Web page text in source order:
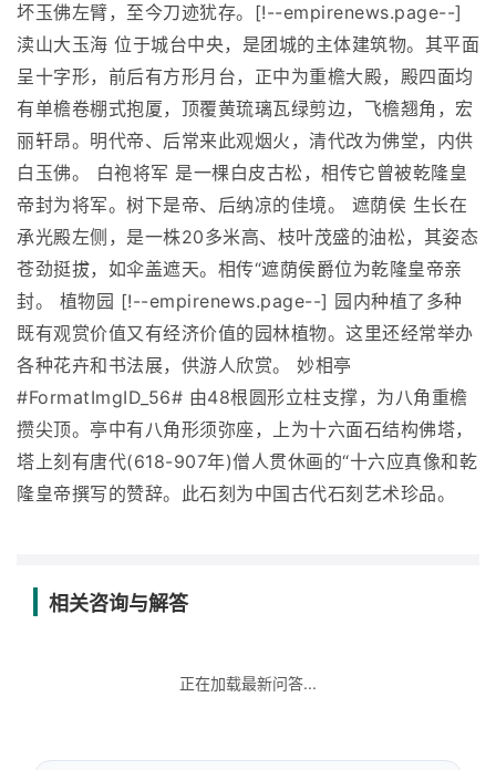
坏玉佛左臂，至今刀迹犹存。[!--empirenews.page--]
渎山大玉海 位于城台中央，是团城的主体建筑物。其平面
呈十字形，前后有方形月台，正中为重檐大殿，殿四面均
有单檐卷棚式抱厦，顶覆黄琉璃瓦绿剪边，飞檐翘角，宏
丽轩昂。明代帝、后常来此观烟火，清代改为佛堂，内供
白玉佛。 白袍将军 是一棵白皮古松，相传它曾被乾隆皇
帝封为将军。树下是帝、后纳凉的佳境。 遮荫侯 生长在
承光殿左侧，是一株20多米高、枝叶茂盛的油松，其姿态
苍劲挺拔，如伞盖遮天。相传“遮荫侯爵位为乾隆皇帝亲
封。 植物园 [!--empirenews.page--] 园内种植了多种
既有观赏价值又有经济价值的园林植物。这里还经常举办
各种花卉和书法展，供游人欣赏。 妙相亭
#FormatImgID_56# 由48根圆形立柱支撑，为八角重檐
攒尖顶。亭中有八角形须弥座，上为十六面石结构佛塔，
塔上刻有唐代(618-907年)僧人贯休画的“十六应真像和乾
隆皇帝撰写的赞辞。此石刻为中国古代石刻艺术珍品。
相关咨询与解答
正在加载最新问答...